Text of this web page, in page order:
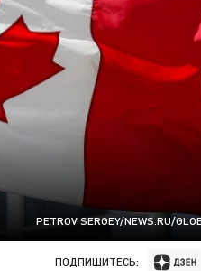
PETROV SERGEY/NEWS.RU/
ПОДПИШИТЕСЬ: